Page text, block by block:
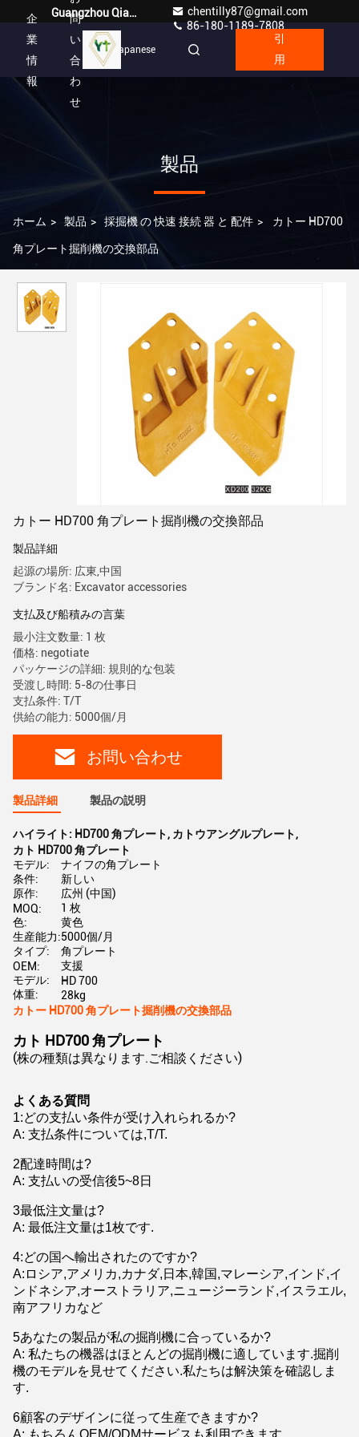
Guangzhou Qianyuan Construction Machinery Co,.LTD
chentilly87@gmail.com
86-180-1189-7808
企
業
情
報
問
い
合
わ
せ
Japanese
引
用
製品
ホーム > 製品 > 採掘機 の 快速 接続 器 と 配件 > カトー HD700
角プレート掘削機の交換部品
カトー HD700 角プレート掘削機の交換部品
製品詳細
起源の場所: 広東,中国
ブランド名: Excavator accessories
支払及び船積みの言葉
最小注文数量: 1 枚
価格: negotiate
パッケージの詳細: 規則的な包装
受渡し時間: 5-8の仕事日
支払条件: T/T
供給の能力: 5000個/月
お問い合わせ
製品詳細 製品の説明
ハイライト: HD700 角プレート, カトウアングルプレート,
カト HD700 角プレート
モデル:
ナイフの角プレート
条件:
新しい
原作:
広州 (中国)
MOQ:
1 枚
色:
黄色
生産能力:5000個/月
タイプ:
角プレート
OEM:
支援
モデル:
HD 700
体重:
28kg
カトー HD700 角プレート掘削機の交換部品
カト HD700 角プレート
(株の種類は異なります.ご相談ください)
よくある質問
1:どの支払い条件が受け入れられるか?
A: 支払条件については,T/T.
2配達時間は?
A: 支払いの受信後5~8日
3最低注文量は?
A: 最低注文量は1枚です.
4:どの国へ輸出されたのですか?
A:ロシア,アメリカ,カナダ,日本,韓国,マレーシア,インド,イ
ンドネシア,オーストラリア,ニュージーランド,イスラエル,
南アフリカなど
5あなたの製品が私の掘削機に合っているか?
A: 私たちの機器はほとんどの掘削機に適しています.掘削
機のモデルを見せてください.私たちは解決策を確認しま
す.
6顧客のデザインに従って生産できますか?
A: もちろんOEM/ODMサービスも利用できます